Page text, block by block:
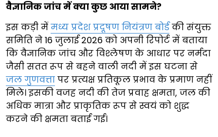
वैज्ञानिक जांच में क्या कुछ आया सामने?
इस कड़ी में मध्य प्रदेश प्रदूषण नियंत्रण बोर्डकी संयुक्त
समिति ने 16 जुलाई 2026 को अपनी रिपोर्ट में बताया
कि वैज्ञानिक जांच और विश्लेषण के आधार पर नर्मदा
जैसी सतत रूप से बहने वाली नदी में इस घटना से
जल गुणवत्ता पर प्रत्यक्ष प्रतिकूल प्रभाव के प्रमाण नहीं
मिले। इसकी वजह नदी की तेज प्रवाह क्षमता, जल की
अधिक मात्रा और प्राकृतिक रूप से स्वयं को शुद्ध
करने की क्षमता बताई गई।